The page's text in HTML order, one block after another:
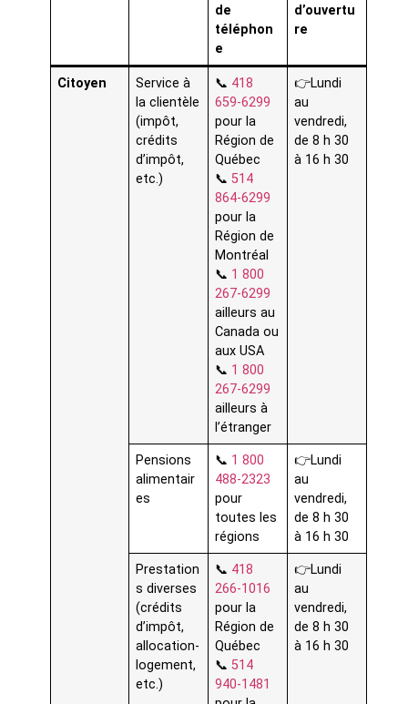
de
téléphon
e
d’ouvertu
re
Citoyen
Service à
la clientèle
(impôt,
crédits
d’impôt,
etc.)
📞 418
659-6299
pour la
Région de
Québec
📞514
864-6299
pour la
Région de
Montréal
📞 1 800
267-6299
ailleurs au
Canada ou
aux USA
📞 1 800
267-6299
ailleurs à
l’étranger
👉Lundi
au
vendredi,
de 8 h 30
à 16 h 30
Pensions
alimentair
es
📞 1 800
488-2323
pour
toutes les
régions
👉Lundi
au
vendredi,
de 8 h 30
à 16 h 30
Prestation
s diverses
(crédits
d’impôt,
allocation-
logement,
etc.)
📞 418
266-1016
pour la
Région de
Québec
📞514
940-1481
👉Lundi
au
vendredi,
de 8 h 30
à 16 h 30